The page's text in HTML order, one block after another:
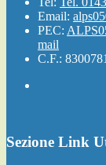
Email:
PEC:
mail
C.F.:
Sezione Link